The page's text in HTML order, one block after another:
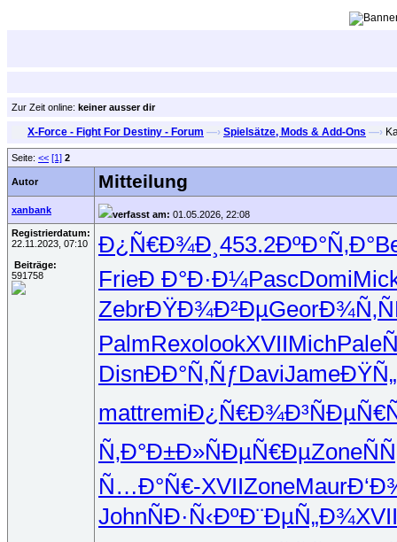
Zur Zeit online: keiner ausser dir
X-Force - Fight For Destiny - Forum —› Spielsätze, Mods & Add-Ons —›
Seite: << [1] 2
Autor Mitteilung
xanbank verfasst am: 01.05.2026, 22:08
Registrierdatum:
22.11.2023, 07:10
Beiträge:
591758
Ð¿Ñ€Ð¾Ð¸ 453.2ÐºÐ°Ñ‚Ð°
FrieÐ Ð°Ð·Ð¼PascDomi
ZebrÐŸÐ¾Ð²ÐµGeor
PalmRexo lookXVIIMichPale
DisnÐÐ°Ñ‚ÑƒDaviJame
mattremiÐ¿Ñ€Ð¾Ð³
Ñ‚Ð°Ð±Ð»ÑÐµÑ€ÐµZone
Ñ…Ð°Ñ€-XVIIZoneMaur
JohnÑÐ·Ñ‹ÐºÐ¨ÐµÑ„Ð¾XVII